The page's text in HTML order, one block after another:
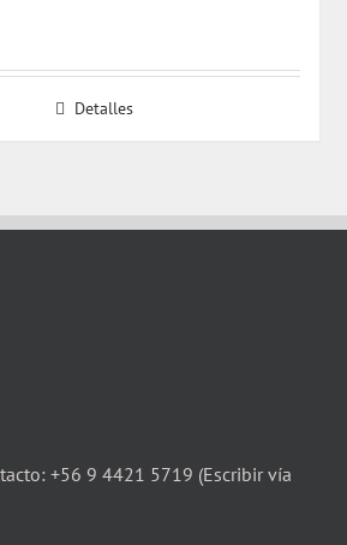
Detalles
+56 9 4421 5719 (Escribir vía